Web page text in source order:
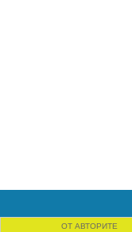
ОТ АВТОРИТЕ